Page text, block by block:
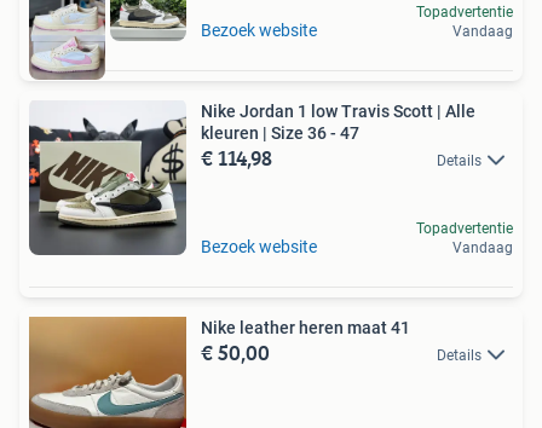
Bezoek website
Topadvertentie
Vandaag
Nike Jordan 1 low Travis Scott | Alle
kleuren | Size 36 - 47
€ 114,98 Details
Bezoek website
Topadvertentie
Vandaag
Nike leather heren maat 41
€ 50,00 Details